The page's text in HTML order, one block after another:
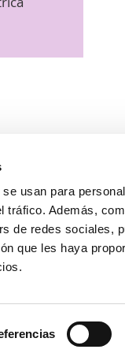
usan para
tráfico. Además,
de redes sociales,
que les haya
Avda.
03015